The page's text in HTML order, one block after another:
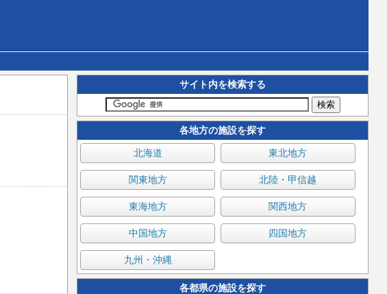
サイト内を検索する
各地方の施設を探す
北海道 東北地方
関東地方 北陸・甲信越
東海地方 関西地方
中国地方 四国地方
九州・沖縄
各都県の施設を探す